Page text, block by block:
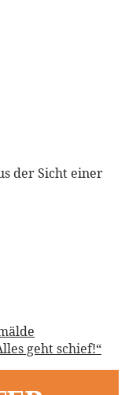
der Sicht einer
geht schief!“